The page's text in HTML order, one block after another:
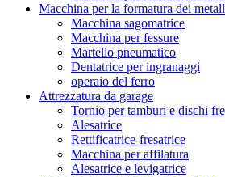
Macchina per la formatura dei
Macchina sagomatrice
Macchina per fessure
Martello pneumatico
Dentatrice per ingranaggi
operaio del ferro
Attrezzatura da garage
Tornio per tamburi e dischi
Alesatrice
Rettificatrice-fresatrice
Macchina per affilatura
Alesatrice e levigatrice